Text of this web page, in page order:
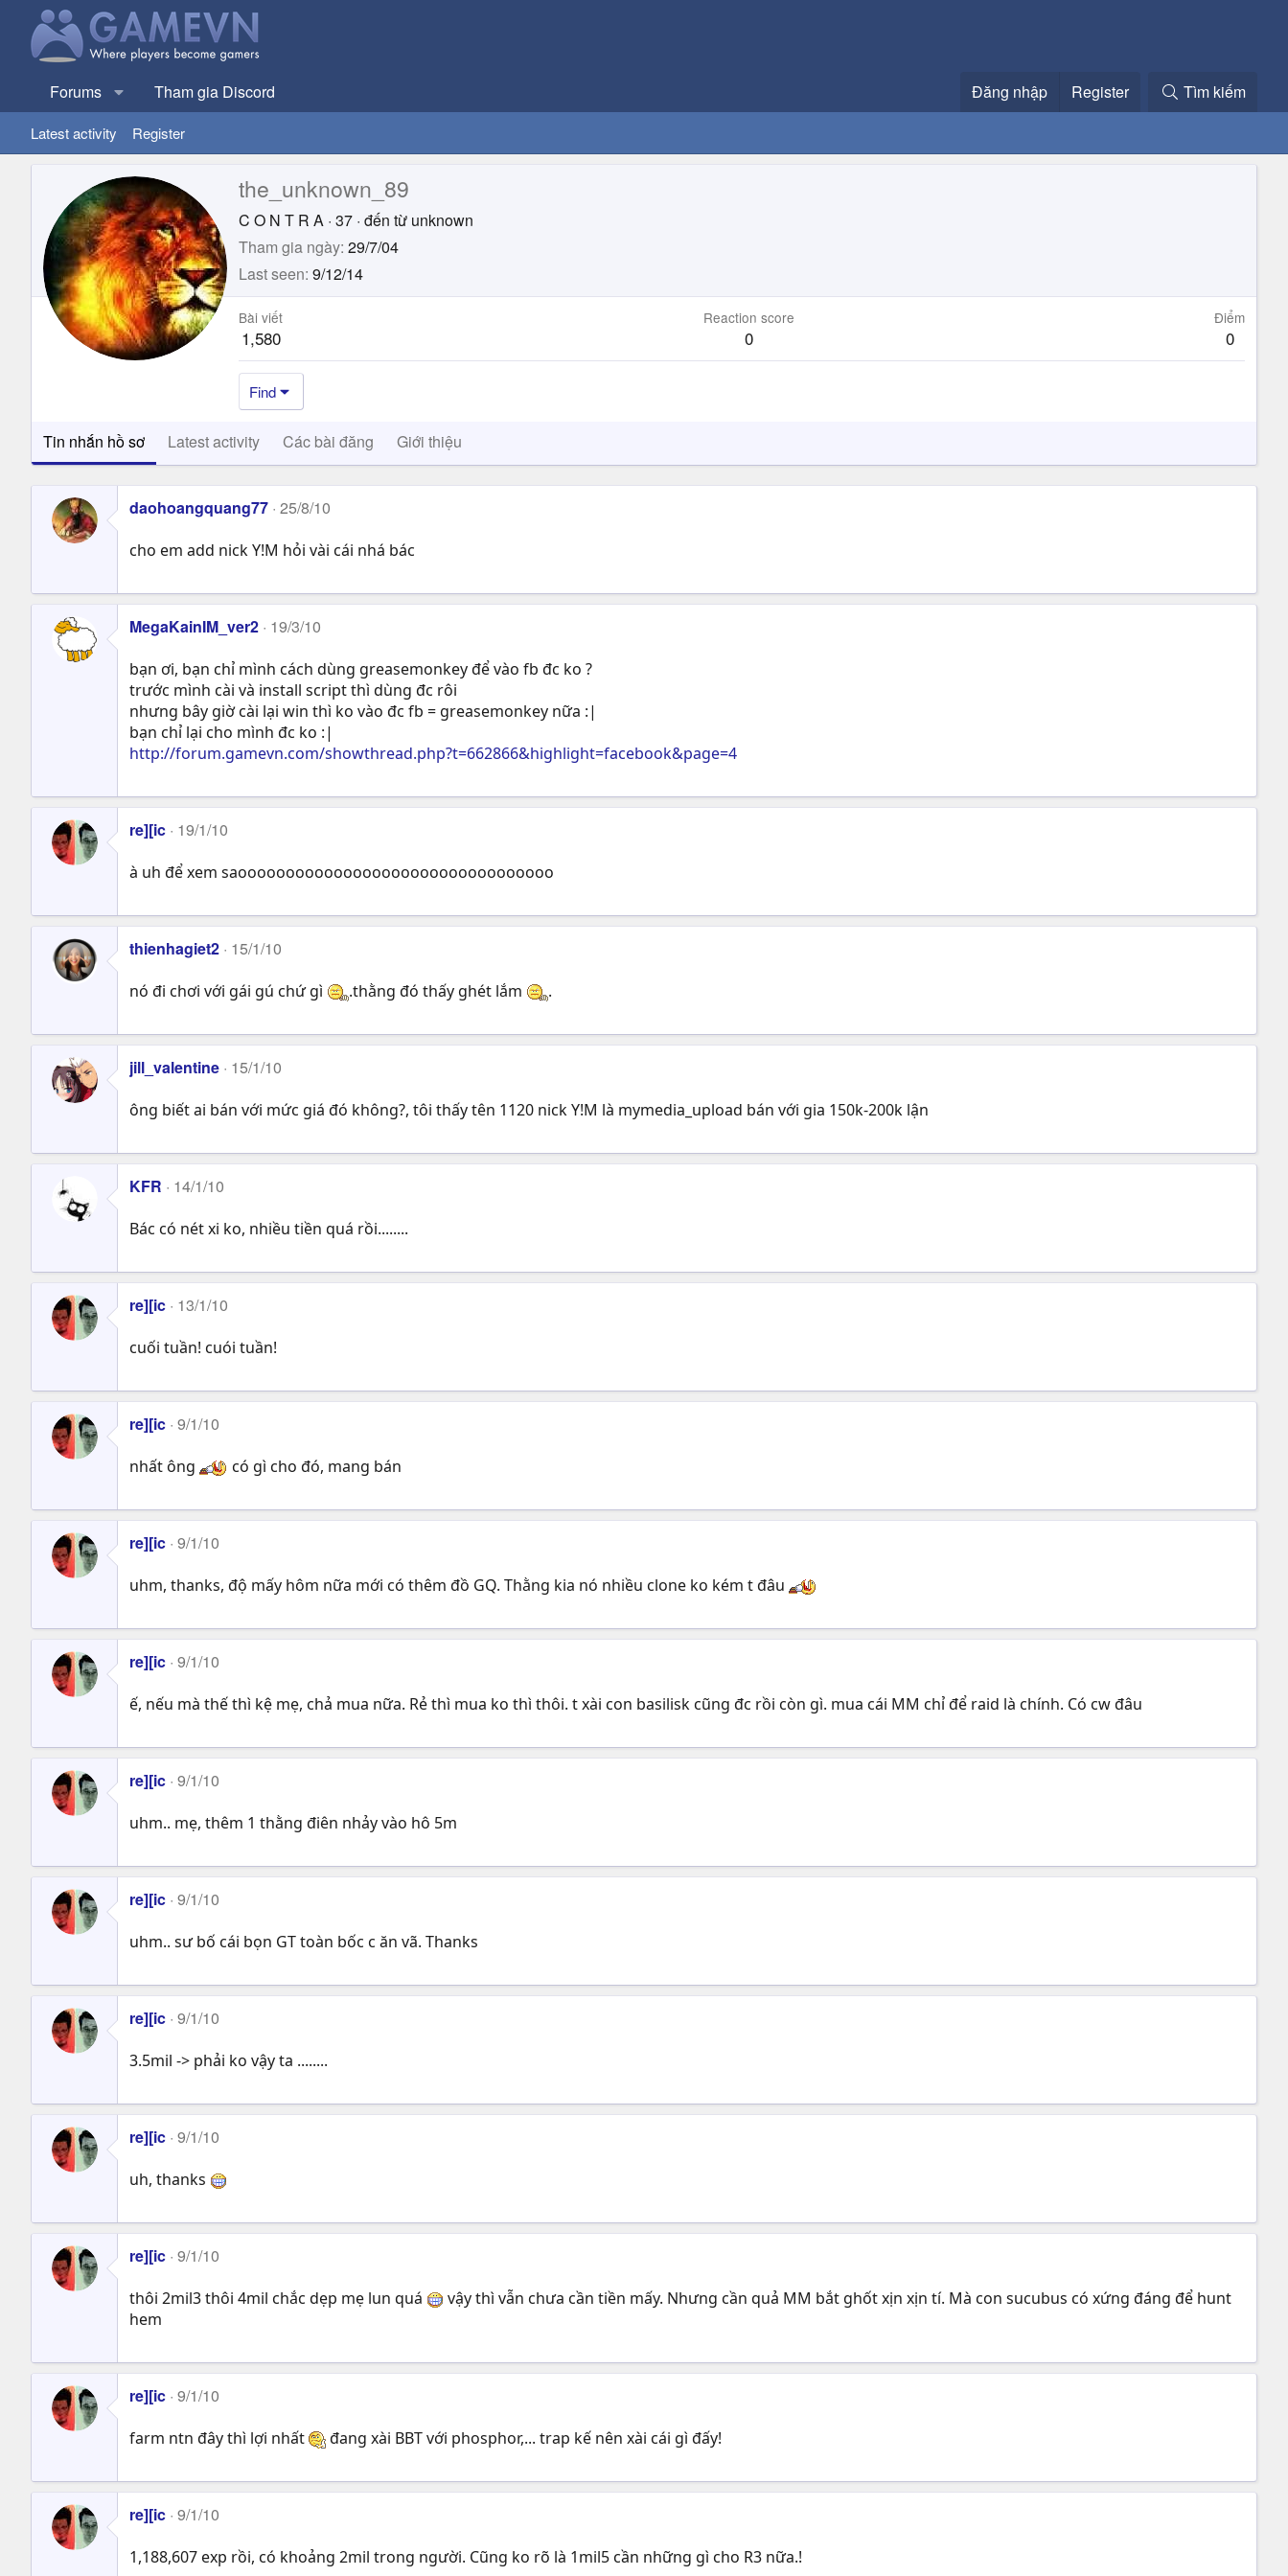
Forums Tham gia Discord Đăng nhập Register Tìm kiếm
Latest activity Register
the_unknown_89
C O N T R A · 37 · đến từ unknown
Tham gia ngày 29/7/04
Last seen 9/12/14
Bài viết
1,580
Reaction score
0
Điểm
0
Find
Tin nhắn hồ sơ Latest activity Các bài đăng Giới thiệu
daohoangquang77 25/8/10
cho em add nick Y!M hỏi vài cái nhá bác
MegaKainIM_ver2 19/3/10
bạn ơi, bạn chỉ mình cách dùng greasemonkey để vào fb đc ko ?
trước mình cài và install script thì dùng đc rôi
nhưng bây giờ cài lại win thì ko vào đc fb = greasemonkey nữa :|
bạn chỉ lại cho mình đc ko :|
http://forum.gamevn.com/showthread.php?t=662866&highlight=facebook&page=4
re][ic 19/1/10
à uh để xem saooooooooooooooooooooooooooooooooo
thienhagiet2 15/1/10
nó đi chơi với gái gú chứ gì .thằng đó thấy ghét lắm .
jill_valentine 15/1/10
ông biết ai bán với mức giá đó không?, tôi thấy tên 1120 nick Y!M là mymedia_upload bán với gia 150k-200k lận
KFR 14/1/10
Bác có nét xi ko, nhiều tiền quá rồi........
re][ic 13/1/10
cuối tuần! cuói tuần!
re][ic 9/1/10
nhất ông có gì cho đó, mang bán
re][ic 9/1/10
uhm, thanks, độ mấy hôm nữa mới có thêm đồ GQ. Thằng kia nó nhiều clone ko kém t đâu
re][ic 9/1/10
ế, nếu mà thế thì kệ mẹ, chả mua nữa. Rẻ thì mua ko thì thôi. t xài con basilisk cũng đc rồi còn gì. mua cái MM chỉ để raid là chính. Có cw đâu
re][ic 9/1/10
uhm.. mẹ, thêm 1 thằng điên nhảy vào hô 5m
re][ic 9/1/10
uhm.. sư bố cái bọn GT toàn bốc c ăn vã. Thanks
re][ic 9/1/10
3.5mil -> phải ko vậy ta ........
re][ic 9/1/10
uh, thanks
re][ic 9/1/10
thôi 2mil3 thôi 4mil chắc dẹp mẹ lun quá
vậy thì vẫn chưa cần tiền mấy. Nhưng cần quả MM bắt ghốt xịn xịn tí. Mà con sucubus có xứng đáng để hunt
hem
re][ic 9/1/10
farm ntn đây thì lợi nhất đang xài BBT với phosphor,... trap kế nên xài cái gì đấy!
re][ic 9/1/10
1,188,607 exp rồi, có khoảng 2mil trong người. Cũng ko rõ là 1mil5 cần những gì cho R3 nữa.!